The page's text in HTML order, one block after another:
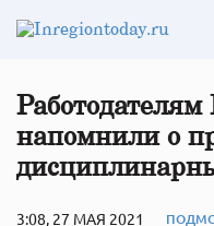
Работодателям
напомнили о
3:08, 27 МАЯ 2021